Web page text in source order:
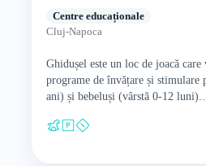
Centre educaționale
Cluj-Napoca
Ghidușel este un loc de joacă
programe de învățare și stimulare
ani) și bebeluși (vârstă 0-12